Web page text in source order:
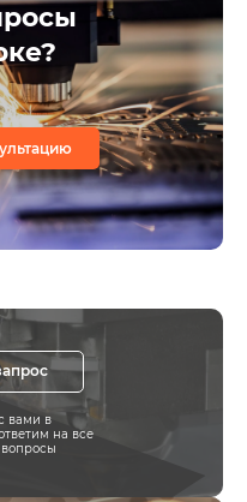
вами в
на все